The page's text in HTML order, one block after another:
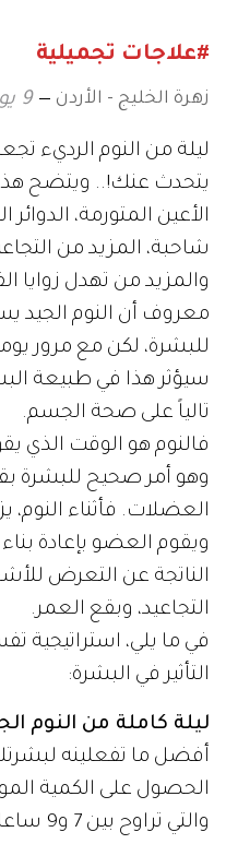
#علاجات تجميلية
زهرة الخليج - الأردن 9 يونيو 2022
ليلة من النوم الرديء
يتحدث عنك!.. ويتضح
الأعين المتورمة،
شاحبة، المزيد من
والمزيد من تهدل زوايا
معروف أن النوم الجيد
للبشرة، لكن مع مرور
سيؤثر هذا في طبيعة
تالياً على صحة الجسم.
فالنوم هو الوقت الذي
وهو أمر صحيح للبشرة
العضلات. فأثناء النوم،
ويقوم العضو بإعادة
الناتجة عن التعرض
التجاعيد، وبقع العمر.
في ما يلي، استراتيجية
التأثير في البشرة:
ليلة كاملة من النوم
أفضل ما تفعلينه
الحصول على الكمية
والتي